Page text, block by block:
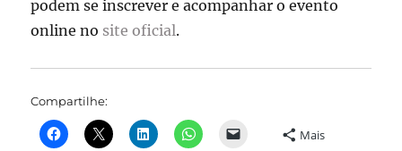
podem se inscrever e acompanhar o evento
online no site oficial.
Compartilhe:
Mais